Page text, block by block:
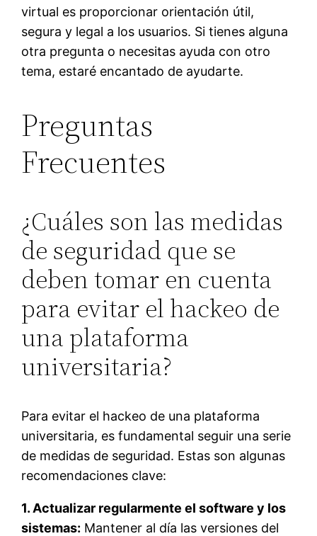
virtual es proporcionar orientación útil,
segura y legal a los usuarios. Si tienes alguna
otra pregunta o necesitas ayuda con otro
tema, estaré encantado de ayudarte.
Preguntas
Frecuentes
¿Cuáles son las medidas
de seguridad que se
deben tomar en cuenta
para evitar el hackeo de
una plataforma
universitaria?
Para evitar el hackeo de una plataforma
universitaria, es fundamental seguir una serie
de medidas de seguridad. Estas son algunas
recomendaciones clave:
1. Actualizar regularmente el software y los
sistemas: Mantener al día las versiones del